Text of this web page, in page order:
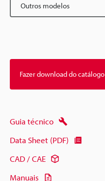
Outros modelos
Fazer download do catálogo
Guia técnico
Data Sheet (PDF)
CAD / CAE
Manuais